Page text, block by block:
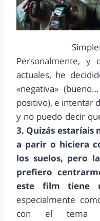
Personalmente, y
actuales, he
«negativa»
positivo), e intentar
y no puedo decir
3. Quizás estaríais
a parir o hiciera
los suelos, pero
prefiero
este film tiene
especialmente
con el